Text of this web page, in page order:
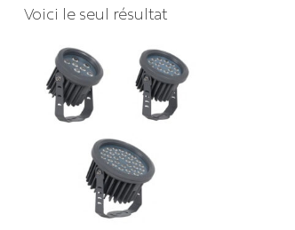
Voici le seul résultat